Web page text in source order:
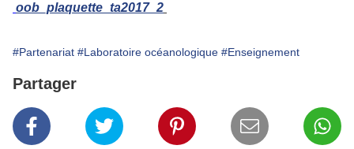
oob_plaquette_ta2017_2
#Partenariat #Laboratoire océanologique #Enseignement
Partager